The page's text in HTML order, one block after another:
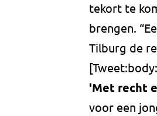
tekort te
brengen.
Tilburg de
'Met recht
voor een